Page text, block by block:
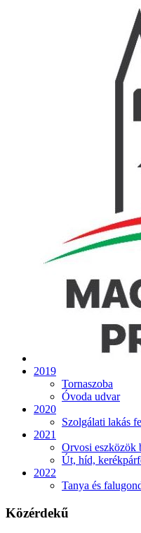
2019
Tornaszoba
Óvoda udvar
2020
Szolgálati lakás
2021
Orvosi eszközök
Út, híd,
2022
Tanya és
Közérdekű